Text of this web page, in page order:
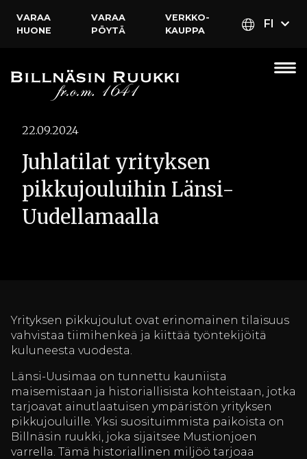
VARAA
HUONE
VARAA
PÖYTÄ
VERKKO­
KAUPPA
FI
22.09.2024
Juhlatilat yrityksen
pikkujouluihin Länsi-
Uudellamaalla
Yrityksen pikkujoulut ovat erinomainen tilaisuus
vahvistaa tiimihenkeä ja kiittää työntekijöitä
kuluneesta vuodesta.
Länsi-Uusimaa on tunnettu kauniista
maisemistaan ja historiallisista kohteistaan, jotka
tarjoavat ainutlaatuisen ympäristön yrityksen
pikkujouluille. Yksi suosituimmista paikoista on
Billnäsin ruukki, joka sijaitsee Mustionjoen
varrella. Tämä historiallinen miljöö tarjoaa